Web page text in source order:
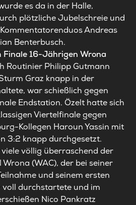
es da in der Halle,
plötzliche Jubelschreie und
Andreas
Benterbusch.
16-Jährigen Wrona
Routinier Philipp Gutmann
Graz knapp in der
war schießlich gegen
Endstation. Özelt hatte sich
Viertelfinale gegen
Kollegen Haroun Yassin mit
3:2 knapp durchgesetzt.
völlig überraschend der
(WAC), der bei seiner
und seinem ersten
durchstartete und im
Nico Pankratz